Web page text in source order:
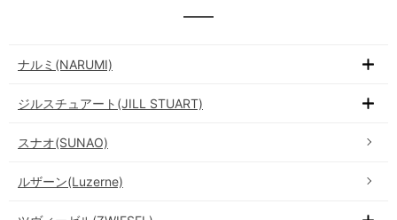
ナルミ(NARUMI)
ジルスチュアート(JILL STUART)
スナオ(SUNAO)
ルザーン(Luzerne)